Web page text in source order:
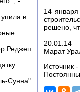
в
Реджеп
Сун­на"
14
решено,
20.01.14
Марат
Источник -